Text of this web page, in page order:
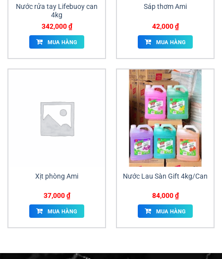
Nước rửa tay Lifebuoy can
4kg
342,000₫
MUA HÀNG
Sáp thơm Ami
42,000₫
MUA HÀNG
Xịt phòng Ami
37,000₫
MUA HÀNG
Nước Lau Sàn Gift 4kg/Can
84,000₫
MUA HÀNG